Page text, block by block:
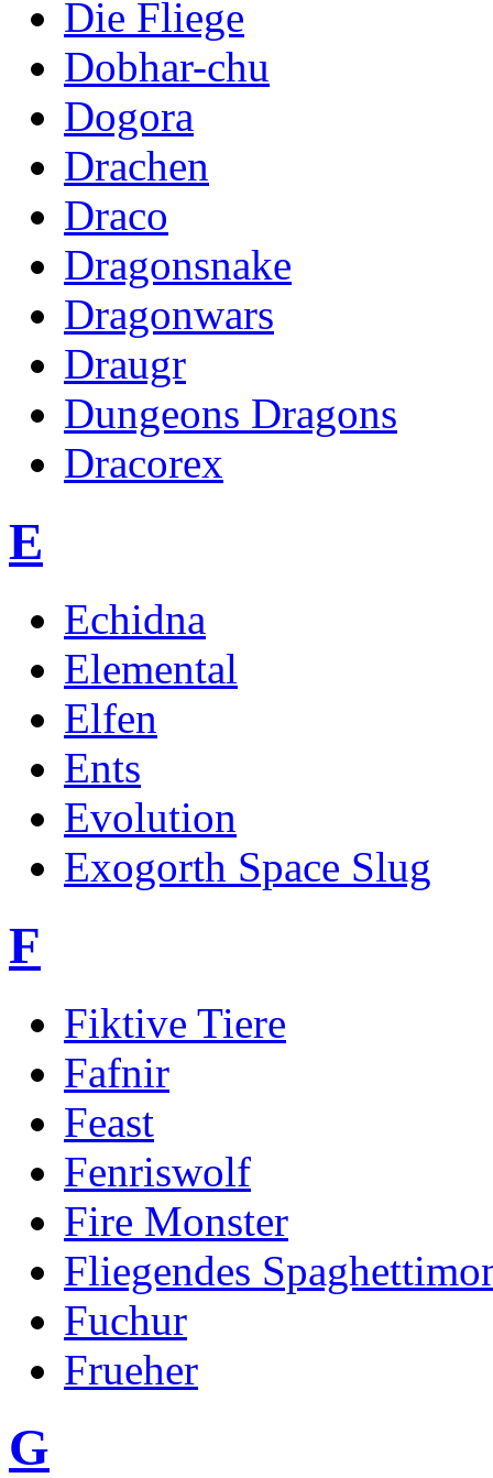
Die Fliege
Dobhar-chu
Dogora
Drachen
Draco
Dragonsnake
Dragonwars
Draugr
Dungeons Dragons
Dracorex
E
Echidna
Elemental
Elfen
Ents
Evolution
Exogorth Space Slug
F
Fiktive Tiere
Fafnir
Feast
Fenriswolf
Fire Monster
Fliegendes
Fuchur
Frueher
G